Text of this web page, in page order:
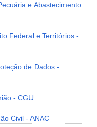
e Abastecimento
Federal e Territórios -
de Dados -
- CGU
Civil - ANAC